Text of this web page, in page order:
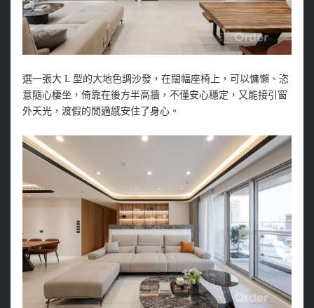
選一張大 L 型的大地色調沙發，在闊幅座椅上，可以慵懶、恣
意隨心棲坐，倚靠在後方半高牆，不僅安心穩定，又能接引窗
外天光，渡假的閒適感安住了身心。